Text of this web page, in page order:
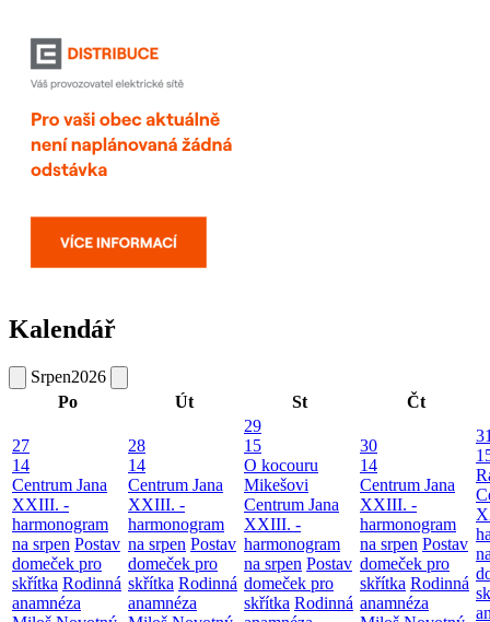
Kalendář
Srpen2026
Po
Út St Čt
27
14
Centrum Jana
XXIII. -
harmonogram
na srpen Postav
domeček pro
skřítka Rodinná
anamnéza
28
14
Centrum Jana
XXIII. -
harmonogram
na srpen Postav
domeček pro
skřítka Rodinná
anamnéza
29
15
O kocouru
Mikešovi
Centrum Jana
XXIII. -
harmonogram
na srpen Postav
domeček pro
skřítka Rodinná
30
14
Centrum Jana
XXIII. -
harmonogram
na srpen Postav
domeček pro
skřítka Rodinná
anamnéza